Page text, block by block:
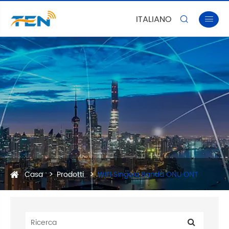
ITALIANO  
Casa Prodotti WIFI Singola Banda ONU ONT